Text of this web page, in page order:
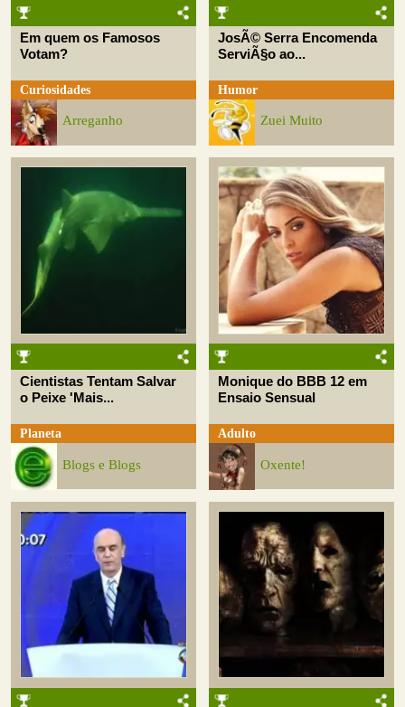
Em quem os Famosos
Votam?
Curiosidades
Arreganho
JosÃ© Serra Encomenda
ServiÃ§o ao...
Humor
Zuei Muito
Cientistas Tentam Salvar
o Peixe 'Mais...
Planeta
Blogs e Blogs
Monique do BBB 12 em
Ensaio Sensual
Adulto
Oxente!